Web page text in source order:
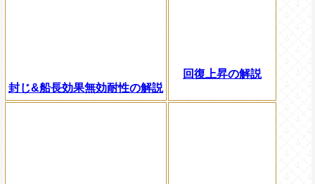
封じ&船長効果無効耐性の解説
回復上昇の解説